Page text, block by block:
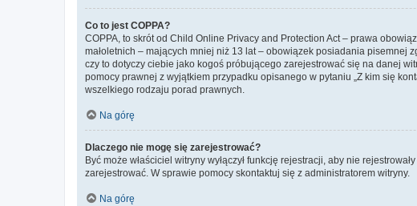
Co to jest COPPA?
COPPA, to skrót od Child Online Privacy and Protection Act – prawa
małoletnich – mających mniej niż 13 lat – obowiązek posiadania
czy to dotyczy ciebie jako kogoś próbującego zarejestrować się na danej
pomocy prawnej z wyjątkiem przypadku opisanego w pytaniu „Z kim się
wszelkiego rodzaju porad prawnych.
Na górę
Dlaczego nie mogę się zarejestrować?
Być może właściciel witryny wyłączył funkcję rejestracji, aby nie
zarejestrować. W sprawie pomocy skontaktuj się z administratorem witryny.
Na górę